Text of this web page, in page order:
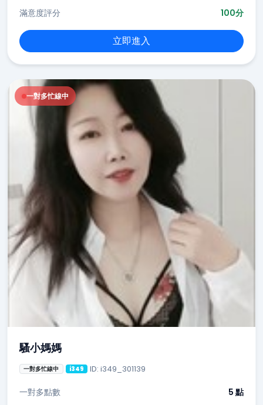
滿意度評分
100分
立即進入
一對多忙線中
騷小媽媽
一對多忙線中 i349 ID: i349_301139
一對多點數 5 點